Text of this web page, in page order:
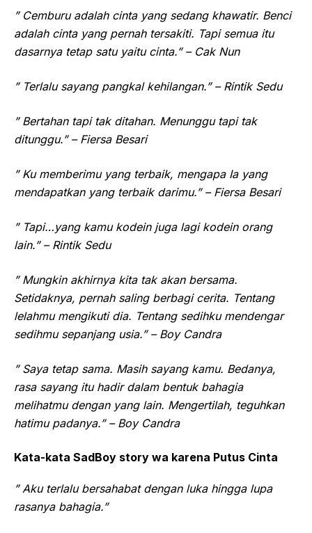
” Cemburu adalah cinta yang sedang khawatir. Benci
adalah cinta yang pernah tersakiti. Tapi semua itu
dasarnya tetap satu yaitu cinta.” – Cak Nun
” Terlalu sayang pangkal kehilangan.” – Rintik Sedu
” Bertahan tapi tak ditahan. Menunggu tapi tak
ditunggu.” – Fiersa Besari
” Ku memberimu yang terbaik, mengapa Ia yang
mendapatkan yang terbaik darimu.” – Fiersa Besari
” Tapi…yang kamu kodein juga lagi kodein orang
lain.” – Rintik Sedu
” Mungkin akhirnya kita tak akan bersama.
Setidaknya, pernah saling berbagi cerita. Tentang
lelahmu mengikuti dia. Tentang sedihku mendengar
sedihmu sepanjang usia.” – Boy Candra
” Saya tetap sama. Masih sayang kamu. Bedanya,
rasa sayang itu hadir dalam bentuk bahagia
melihatmu dengan yang lain. Mengertilah, teguhkan
hatimu padanya.” – Boy Candra
Kata-kata SadBoy story wa karena Putus Cinta
” Aku terlalu bersahabat dengan luka hingga lupa
rasanya bahagia.”